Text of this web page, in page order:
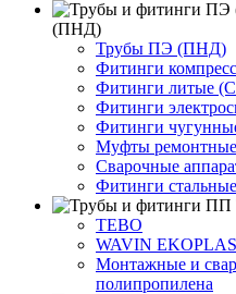
(ПНД)
Трубы ПЭ (ПНД)
Фитинги
Фитинги литые
Фитинги
Фитинги
Муфты ремонтные
Сварочные
Фитинги стальные
TEBO
WAVIN
Монтажные и
полипропилена